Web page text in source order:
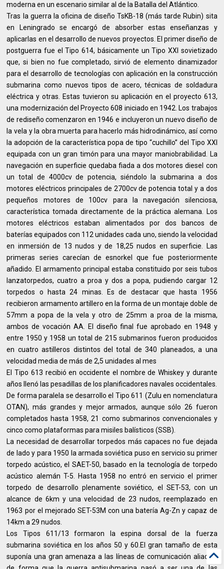
moderna en un escenario similar al de la Batalla del Atlántico.
Tras la guerra la oficina de diseño TsKB-18 (más tarde Rubin) sita
en Leningrado se encargó de absorber estas enseñanzas y
aplicarlas en el desarrollo de nuevos proyectos. El primer diseño de
postguerra fue el Tipo 614, básicamente un Tipo XXI sovietizado
que, si bien no fue completado, sirvió de elemento dinamizador
para el desarrollo de tecnologías con aplicación en la construcción
submarina como nuevos tipos de acero, técnicas de soldadura
eléctrica y otras. Estas tuvieron su aplicación en el proyecto 613,
una modernización del Proyecto 608 iniciado en 1942. Los trabajos
de rediseño comenzaron en 1946 e incluyeron un nuevo diseño de
la vela y la obra muerta para hacerlo más hidrodinámico, así como
la adopción de la característica popa de tipo “cuchillo” del Tipo XXI
equipada con un gran timón para una mayor maniobrabilidad. La
navegación en superficie quedaba fiada a dos motores diesel con
un total de 4000cv de potencia, siéndolo la submarina a dos
motores eléctricos principales de 2700cv de potencia total y a dos
pequeños motores de 100cv para la navegación silenciosa,
característica tomada directamente de la práctica alemana. Los
motores eléctricos estaban alimentados por dos bancos de
baterías equipados con 112 unidades cada uno, siendo la velocidad
en inmersión de 13 nudos y de 18,25 nudos en superficie. Las
primeras series carecían de esnorkel que fue posteriormente
añadido. El armamento principal estaba constituido por seis tubos
lanzatorpedos, cuatro a proa y dos a popa, pudiendo cargar 12
torpedos o hasta 24 minas. Es de destacar que hasta 1956
recibieron armamento artillero en la forma de un montaje doble de
57mm a popa de la vela y otro de 25mm a proa de la misma,
ambos de vocación AA. El diseño final fue aprobado en 1948 y
entre 1950 y 1958 un total de 215 submarinos fueron producidos
en cuatro astilleros distintos del total de 340 planeados, a una
velocidad media de más de 2,5 unidades al mes
El Tipo 613 recibió en occidente el nombre de Whiskey y durante
años llenó las pesadillas de los planificadores navales occidentales.
De forma paralela se desarrollo el Tipo 611 (Zulu en nomenclatura
OTAN), más grandes y mejor armados, aunque sólo 26 fueron
completados hasta 1958, 21 como submarinos convencionales y
cinco como plataformas para misiles balísticos (SSB).
La necesidad de desarrollar torpedos más capaces no fue dejada
de lado y para 1950 la armada soviética puso en servicio su primer
torpedo acústico, el SAET-50, basado en la tecnología de torpedo
acústico alemán T-5. Hasta 1958 no entró en servicio el primer
torpedo de desarrollo plenamente soviético, el SET-53, con un
alcance de 6km y una velocidad de 23 nudos, reemplazado en
1963 por el mejorado SET-53M con una batería Ag-Zn y capaz de
14km a 29 nudos.
Los Tipos 611/13 formaron la espina dorsal de la fuerza
submarina soviética en los años 50 y 60.El gran tamaño de esta
suponía una gran amenaza a las líneas de comunicación aliadas,